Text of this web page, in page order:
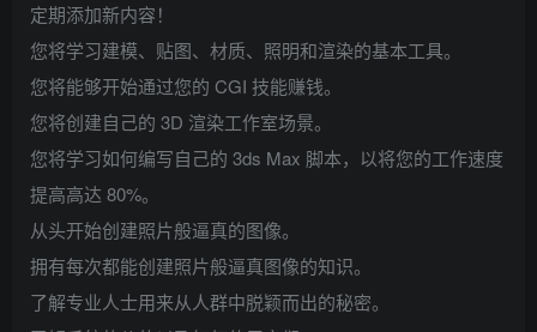
定期添加新内容！
您将学习建模、贴图、材质、照明和渲染的基本工具。
您将能够开始通过您的 CGI 技能赚钱。
您将创建自己的 3D 渲染工作室场景。
您将学习如何编写自己的 3ds Max 脚本，以将您的工作速度
提高高达 80%。
从头开始创建照片般逼真的图像。
拥有每次都能创建照片般逼真图像的知识。
了解专业人士用来从人群中脱颖而出的秘密。